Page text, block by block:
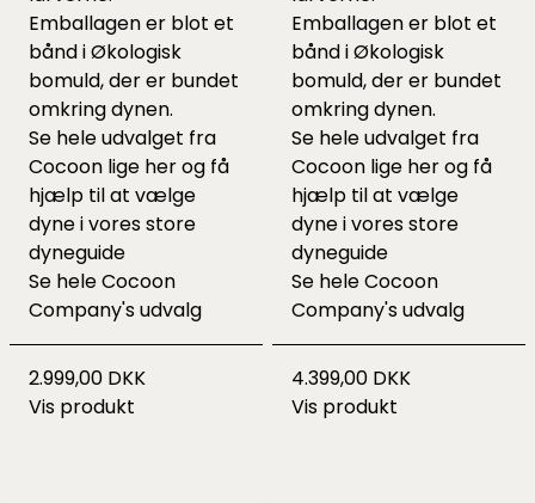
Emballagen er blot et
bånd i Økologisk
bomuld, der er bundet
omkring dynen.
Se hele udvalget fra
Cocoon lige herog få
hjælp til at vælge
dyne i voresstore
dyneguide
Se heleCocoon
Company's udvalg
2.999,00 DKK
Vis produkt
Emballagen er blot et
bånd i Økologisk
bomuld, der er bundet
omkring dynen.
Se hele udvalget fra
Cocoon lige herog få
hjælp til at vælge
dyne i voresstore
dyneguide
Se heleCocoon
Company's udvalg
4.399,00 DKK
Vis produkt